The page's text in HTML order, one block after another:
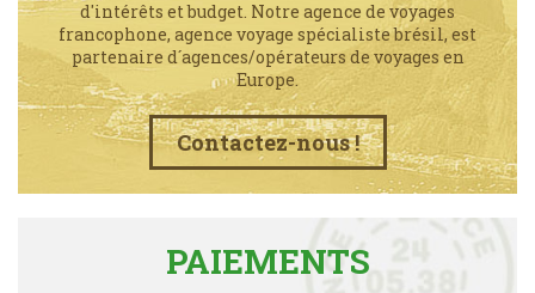
d'intérêts et budget. Notre agence de voyages
francophone, agence voyage spécialiste brésil, est
partenaire d´agences/opérateurs de voyages en
Europe.
Contactez-nous !
PAIEMENTS